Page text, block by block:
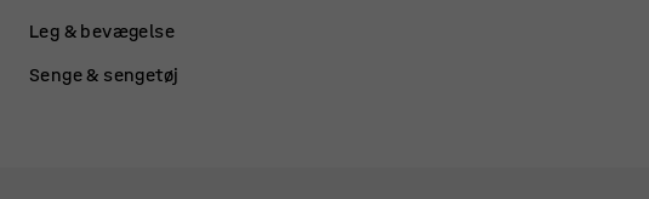
Leg & bevægelse
Senge & sengetøj